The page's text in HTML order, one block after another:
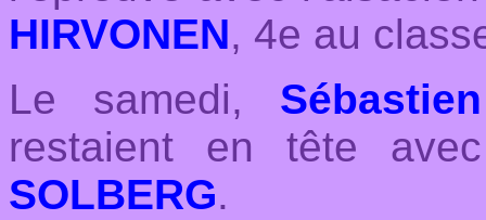
HIRVONEN, 4e au
Le samedi,
restaient en tête
SOLBERG.